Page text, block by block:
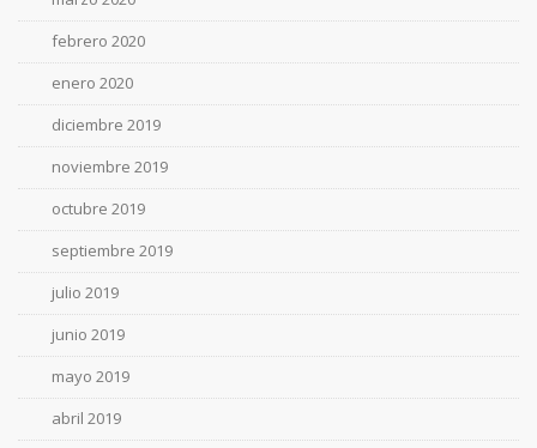
febrero 2020
enero 2020
diciembre 2019
noviembre 2019
octubre 2019
septiembre 2019
julio 2019
junio 2019
mayo 2019
abril 2019